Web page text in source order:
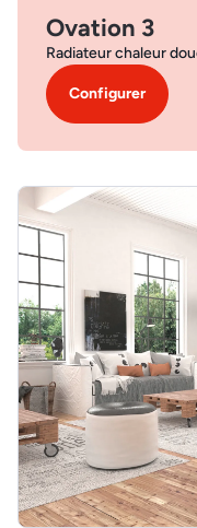
Ovation 3
Radiateur chaleur
Configurer